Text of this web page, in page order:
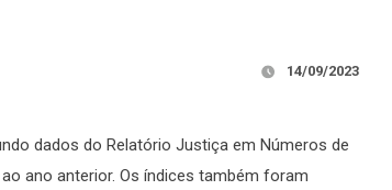
14/09/2023
dados do Relatório Justiça em Números de
ano anterior. Os índices também foram